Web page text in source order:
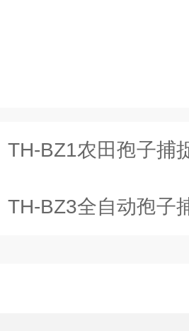
TH-BZ1农田孢子捕
TH-BZ3全自动孢子